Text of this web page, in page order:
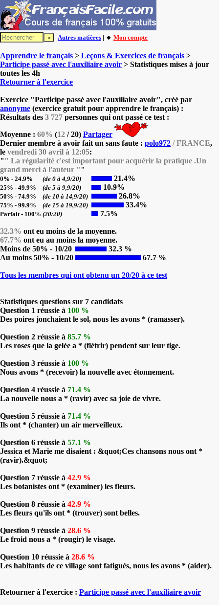
Autres matières | 🔸 Mon compte
Apprendre le français > Leçons & Exercices de français >
Participe passé avec l'auxiliaire avoir > Statistiques mises à jour
toutes les 4h
Retourner à l'exercice
Exercice "Participe passé avec l'auxiliaire avoir", créé par
anonyme (exercice gratuit pour apprendre le français) :
Résultats des 3 727 personnes qui ont passé ce test :
Moyenne : 60% (12 / 20) Partager
Dernier membre à avoir fait un sans faute : polo972 / FRANCE,
le vendredi 30 avril à 12:05:
" " La régularité c'est important pour acquérir la pratique .Un
grand merci à l'auteur ""
0% - 24.9% (de 0 à 4,9/20) 21.4%
25% - 49.9% (de 5 à 9,9/20) 10.9%
50% - 74.9% (de 10 à 14,9/20) 26.8%
75% - 99.9% (de 15 à 19,9/20) 33.4%
Parfait - 100% (20/20) 7.5%
32.3% ont eu moins de la moyenne.
67.7% ont eu au moins la moyenne.
Moins de 50% - 10/20
32.3 %
Au moins 50% - 10/20
67.7 %
Tous les membres qui ont obtenu un 20/20 à ce test
Statistiques questions sur 7 candidats
Question 1 réussie à 100 %
Des poires jonchaient le sol, nous les avons * (ramasser).
Question 2 réussie à 85.7 %
Les roses que la gelée a * (flétrir) pendent sur leur tige.
Question 3 réussie à 100 %
Nous avons * (recevoir) la nouvelle avec étonnement.
Question 4 réussie à 71.4 %
La nouvelle nous a * (ravir) avec sa joie de vivre.
Question 5 réussie à 71.4 %
Ils ont * (chanter) un air merveilleux.
Question 6 réussie à 57.1 %
Jessica et Marie me disaient : &quot;Ces chansons nous ont *
(ravir).&quot;
Question 7 réussie à 42.9 %
Les botanistes ont * (examiner) les fleurs.
Question 8 réussie à 42.9 %
Les fleurs qu'ils ont * (trouver) sont belles.
Question 9 réussie à 28.6 %
Le froid nous a * (rougir) le visage.
Question 10 réussie à 28.6 %
Les habitants de ce village sont fatigués, nous les avons * (aider).
Retourner à l'exercice : Participe passé avec l'auxiliaire avoir